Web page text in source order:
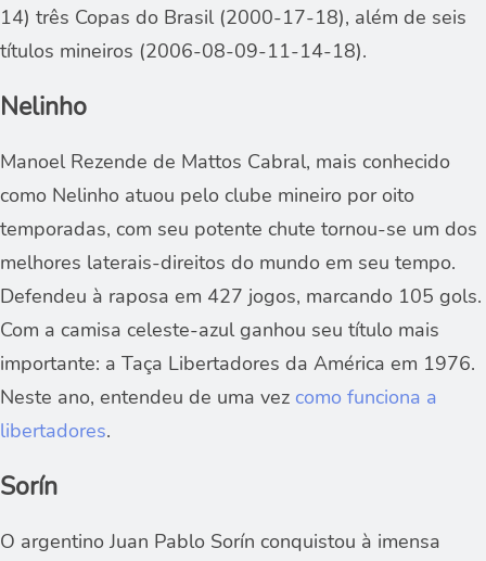
14) três Copas do Brasil (2000-17-18), além de seis
títulos mineiros (2006-08-09-11-14-18).
Nelinho
Manoel Rezende de Mattos Cabral, mais conhecido
como Nelinho atuou pelo clube mineiro por oito
temporadas, com seu potente chute tornou-se um dos
melhores laterais-direitos do mundo em seu tempo.
Defendeu à raposa em 427 jogos, marcando 105 gols.
Com a camisa celeste-azul ganhou seu título mais
importante: a Taça Libertadores da América em 1976.
Neste ano, entendeu de uma vez como funciona a
libertadores.
Sorín
O argentino Juan Pablo Sorín conquistou à imensa